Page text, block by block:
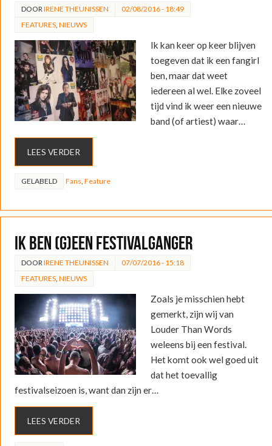
DOOR IRENE THEUNISSEN
02/08/2016 - 18:49
FEATURES, NIEUWS
Ik kan keer op keer blijven
toegeven dat ik een fangirl
ben, maar dat weet
iedereen al wel. Elke zoveel
tijd vind ik weer een nieuwe
band (of artiest) waar…
LEES VERDER
GELABELD Fans Feature
Ik ben (g)een festivalganger
DOOR IRENE THEUNISSEN
07/07/2016 - 15:18
FEATURES, NIEUWS
Zoals je misschien hebt
gemerkt, zijn wij van
Louder Than Words
weleens bij een festival.
Het komt ook wel goed uit
dat het toevallig
festivalseizoen is, want dan zijn er…
LEES VERDER